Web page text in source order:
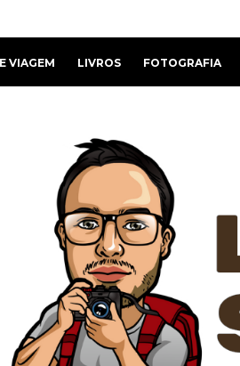
VIAGEM LIVROS FOTOGRAFIA